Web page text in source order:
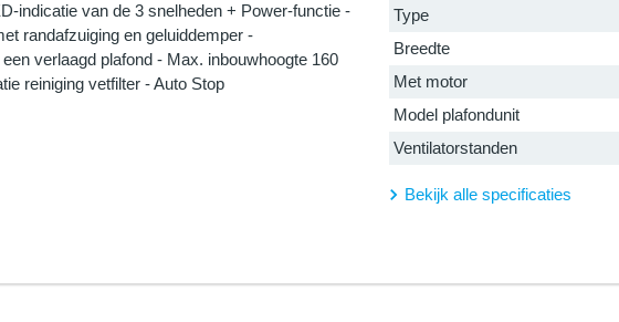
indicatie van de 3 snelheden + Power-functie -
randafzuiging en geluiddemper -
verlaagd plafond - Max. inbouwhoogte 160
reiniging vetfilter - Auto Stop
Type
Breedte
Met motor
Model plafondunit
Ventilatorstanden
Bekijk alle specificaties